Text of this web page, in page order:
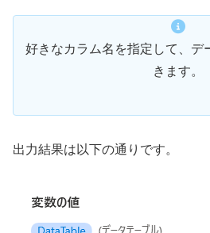
好きなカラム名を指定して、デ
きます。
出力結果は以下の通りです。